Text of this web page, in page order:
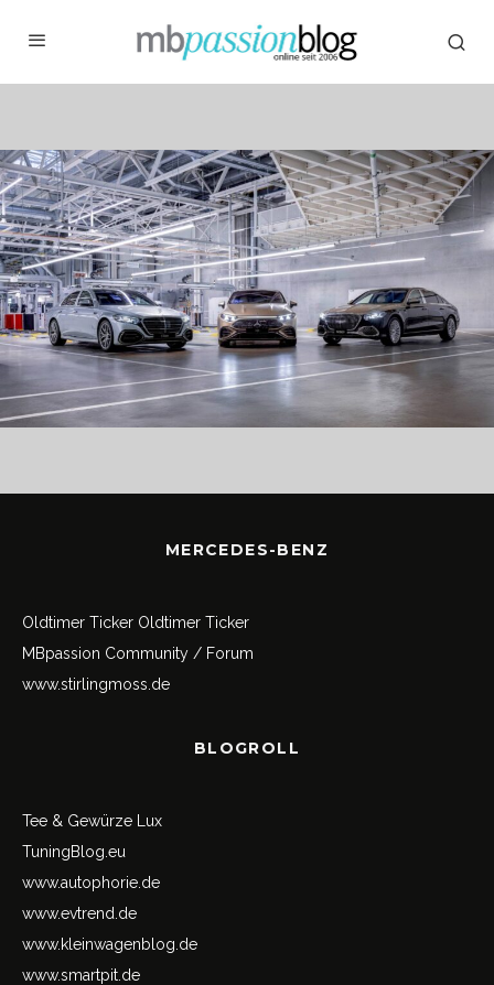
MERCEDES-BENZ
Oldtimer Ticker Oldtimer Ticker
MBpassion Community / Forum
www.stirlingmoss.de
BLOGROLL
Tee & Gewürze Lux
TuningBlog.eu
www.autophorie.de
www.evtrend.de
www.kleinwagenblog.de
www.smartpit.de